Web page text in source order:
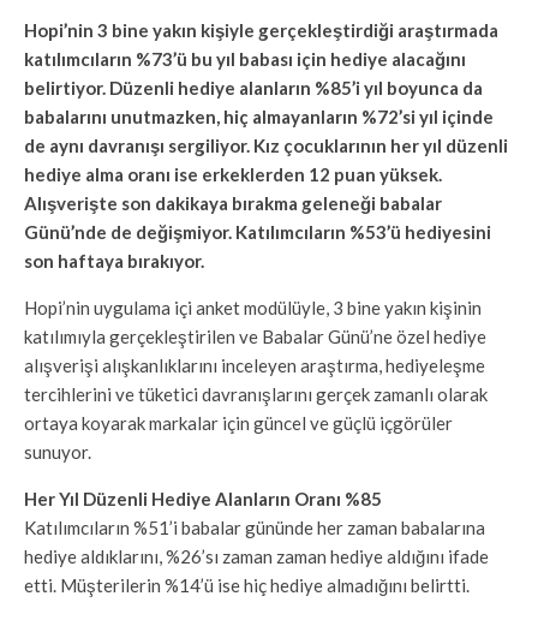
Hopi’nin 3 bine yakın kişiyle gerçekleştirdiği araştırmada
katılımcıların %73’ü bu yıl babası için hediye alacağını
belirtiyor. Düzenli hediye alanların %85’i yıl boyunca da
babalarını unutmazken, hiç almayanların %72’si yıl içinde
de aynı davranışı sergiliyor. Kız çocuklarının her yıl düzenli
hediye alma oranı ise erkeklerden 12 puan yüksek.
Alışverişte son dakikaya bırakma geleneği babalar
Günü’nde de değişmiyor. Katılımcıların %53’ü hediyesini
son haftaya bırakıyor.
Hopi’nin uygulama içi anket modülüyle, 3 bine yakın kişinin
katılımıyla gerçekleştirilen ve Babalar Günü’ne özel hediye
alışverişi alışkanlıklarını inceleyen araştırma, hediyeleşme
tercihlerini ve tüketici davranışlarını gerçek zamanlı olarak
ortaya koyarak markalar için güncel ve güçlü içgörüler
sunuyor.
Her Yıl Düzenli Hediye Alanların Oranı %85
Katılımcıların %51’i babalar gününde her zaman babalarına
hediye aldıklarını, %26’sı zaman zaman hediye aldığını ifade
etti. Müşterilerin %14’ü ise hiç hediye almadığını belirtti.